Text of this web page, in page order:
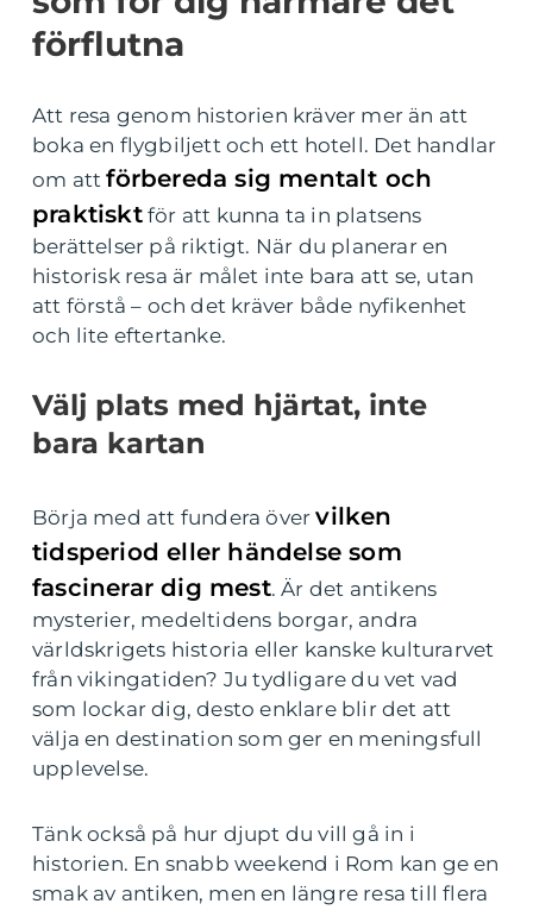
förflutna
Att resa genom historien kräver mer än att
boka en flygbiljett och ett hotell. Det handlar
om attförbereda sig mentalt och
praktisktför att kunna ta in platsens
berättelser på riktigt. När du planerar en
historisk resa är målet inte bara att se, utan
att förstå – och det kräver både nyfikenhet
och lite eftertanke.
Välj plats med hjärtat, inte
bara kartan
Börja med att fundera övervilken
tidsperiod eller händelse som
fascinerar dig mest. Är det antikens
mysterier, medeltidens borgar, andra
världskrigets historia eller kanske kulturarvet
från vikingatiden? Ju tydligare du vet vad
som lockar dig, desto enklare blir det att
välja en destination som ger en meningsfull
upplevelse.
Tänk också på hur djupt du vill gå in i
historien. En snabb weekend i Rom kan ge en
smak av antiken, men en längre resa till flera